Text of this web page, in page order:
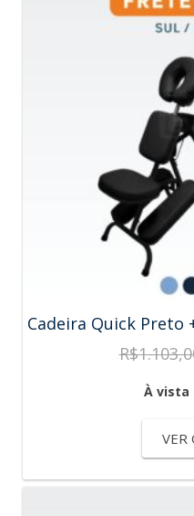
Cadeira Quick Preto
R$
À vista
VER